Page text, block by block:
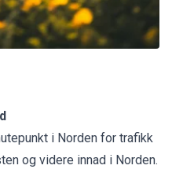
i Norden for trafikk
og videre innad i Norden.